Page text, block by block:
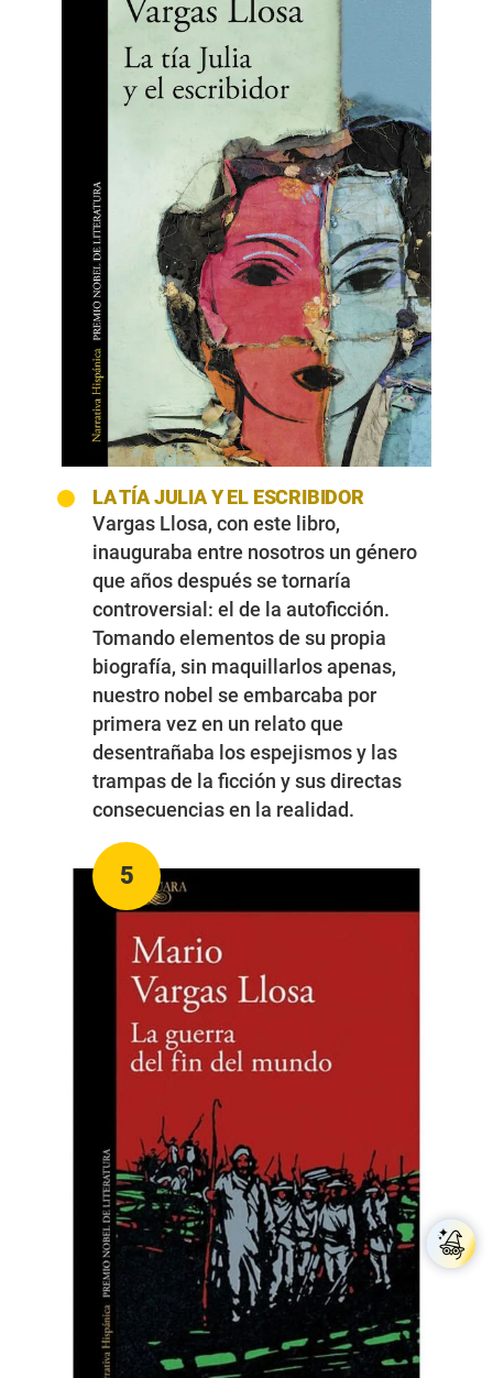
LA TÍA JULIA Y EL ESCRIBIDOR
Vargas Llosa, con este libro,
inauguraba entre nosotros un género
que años después se tornaría
controversial: el de la autoficción.
Tomando elementos de su propia
biografía, sin maquillarlos apenas,
nuestro nobel se embarcaba por
primera vez en un relato que
desentrañaba los espejismos y las
trampas de la ficción y sus directas
consecuencias en la realidad.
5